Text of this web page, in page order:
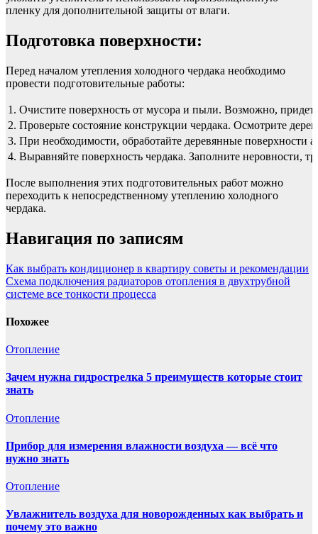
пленку для дополнительной защиты от влаги.
Подготовка поверхности:
Перед началом утепления холодного чердака необходимо
провести подготовительные работы:
1. Очистите поверхность от мусора и пыли. Возможно,
2. Проверьте состояние конструкции чердака. Осмотрите
3. При необходимости, обработайте деревянные
4. Выравняйте поверхность чердака. Заполните неровности,
После выполнения этих подготовительных работ можно
переходить к непосредственному утеплению холодного
чердака.
Навигация по записям
Как выбрать кондиционер в квартиру советы и рекомендации
Схема подключения радиаторов отопления в двухтрубной
системе все тонкости процесса
Похожее
Отопление
Зачем нужна гидрострелка 5 преимуществ которые стоит
знать
Отопление
Прибор для измерения влажности воздуха — всё что
нужно знать
Отопление
Увлажнитель воздуха для новорожденных как выбрать и
почему это важно